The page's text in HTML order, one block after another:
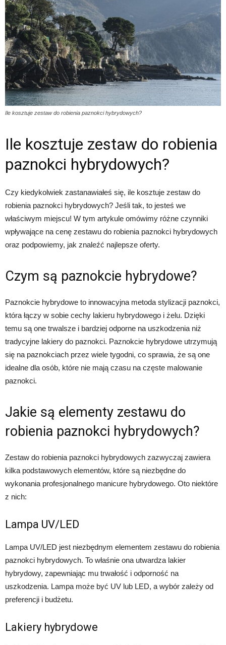
Ile kosztuje zestaw do robienia paznokci hybrydowych?
Ile kosztuje zestaw do robienia
paznokci hybrydowych?
Czy kiedykolwiek zastanawiałeś się, ile kosztuje zestaw do
robienia paznokci hybrydowych? Jeśli tak, to jesteś we
właściwym miejscu! W tym artykule omówimy różne czynniki
wpływające na cenę zestawu do robienia paznokci hybrydowych
oraz podpowiemy, jak znaleźć najlepsze oferty.
Czym są paznokcie hybrydowe?
Paznokcie hybrydowe to innowacyjna metoda stylizacji paznokci,
która łączy w sobie cechy lakieru hybrydowego i żelu. Dzięki
temu są one trwalsze i bardziej odporne na uszkodzenia niż
tradycyjne lakiery do paznokci. Paznokcie hybrydowe utrzymują
się na paznokciach przez wiele tygodni, co sprawia, że są one
idealne dla osób, które nie mają czasu na częste malowanie
paznokci.
Jakie są elementy zestawu do
robienia paznokci hybrydowych?
Zestaw do robienia paznokci hybrydowych zazwyczaj zawiera
kilka podstawowych elementów, które są niezbędne do
wykonania profesjonalnego manicure hybrydowego. Oto niektóre
z nich:
Lampa UV/LED
Lampa UV/LED jest niezbędnym elementem zestawu do robienia
paznokci hybrydowych. To właśnie ona utwardza lakier
hybrydowy, zapewniając mu trwałość i odporność na
uszkodzenia. Lampa może być UV lub LED, a wybór zależy od
preferencji i budżetu.
Lakiery hybrydowe